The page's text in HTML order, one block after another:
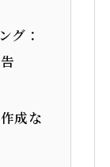
グ：
成な